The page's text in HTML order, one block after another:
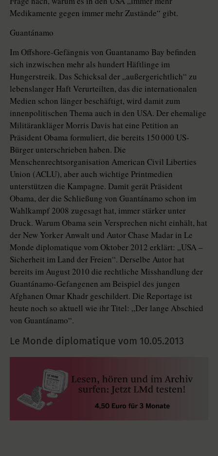
Medikamente gegen immer mehr Zustände“ gibt.
Guantánamo
Im Offshore-Gefängnis von Guantanamo Bay befinden
sich inzwischen mehr als hundert Häftlinge im
Hungerstreik. Das Schicksal der „außergerichtlich“ zu
lebenslanger Haft Verurteilten, das die internationalen
Medien schon länger beschäftigt, wird damit zum
innenpolitischen Thema auch in den USA. Der ehemalige
Militärankläger Morris Davis hat eine Petition an
Präsident Obama formuliert, die bereits 150 000 US-
Bürger unterschrieben haben. Die
Menschenrechtsorganisation American Civil Liberties
Union (ACLU), aber auch wichtige Printmedien
unterstützen die Kampagne. Damit gerät Präsident
Obama, der die Schließung von Guantánamo schon im
Wahlkampf 2008 zugesagt hat, immer stärker unter
Druck. Warum Obama sein Versprechen nicht einhält, hat
der New Yorker Anwalt und Autor Chase Madar in Le
Monde diplomatique vom Oktober 2012 erklärt: „USA –
Sicherheit im Land der Freien“. Derselbe Autor hat
bereits im August 2010 die rechtliche Misshandlung der
Guantánamo-Gefangenen am Beispiel des jungen
Afghanen Omar Khadr geschildert. Die Reportage ist
heute noch so aktuell wie ihr Titel: „Der lange Abschied
von Guantánamo“.
Le Monde diplomatique vom 10.05.2013